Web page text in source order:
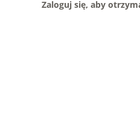
Zaloguj się, aby